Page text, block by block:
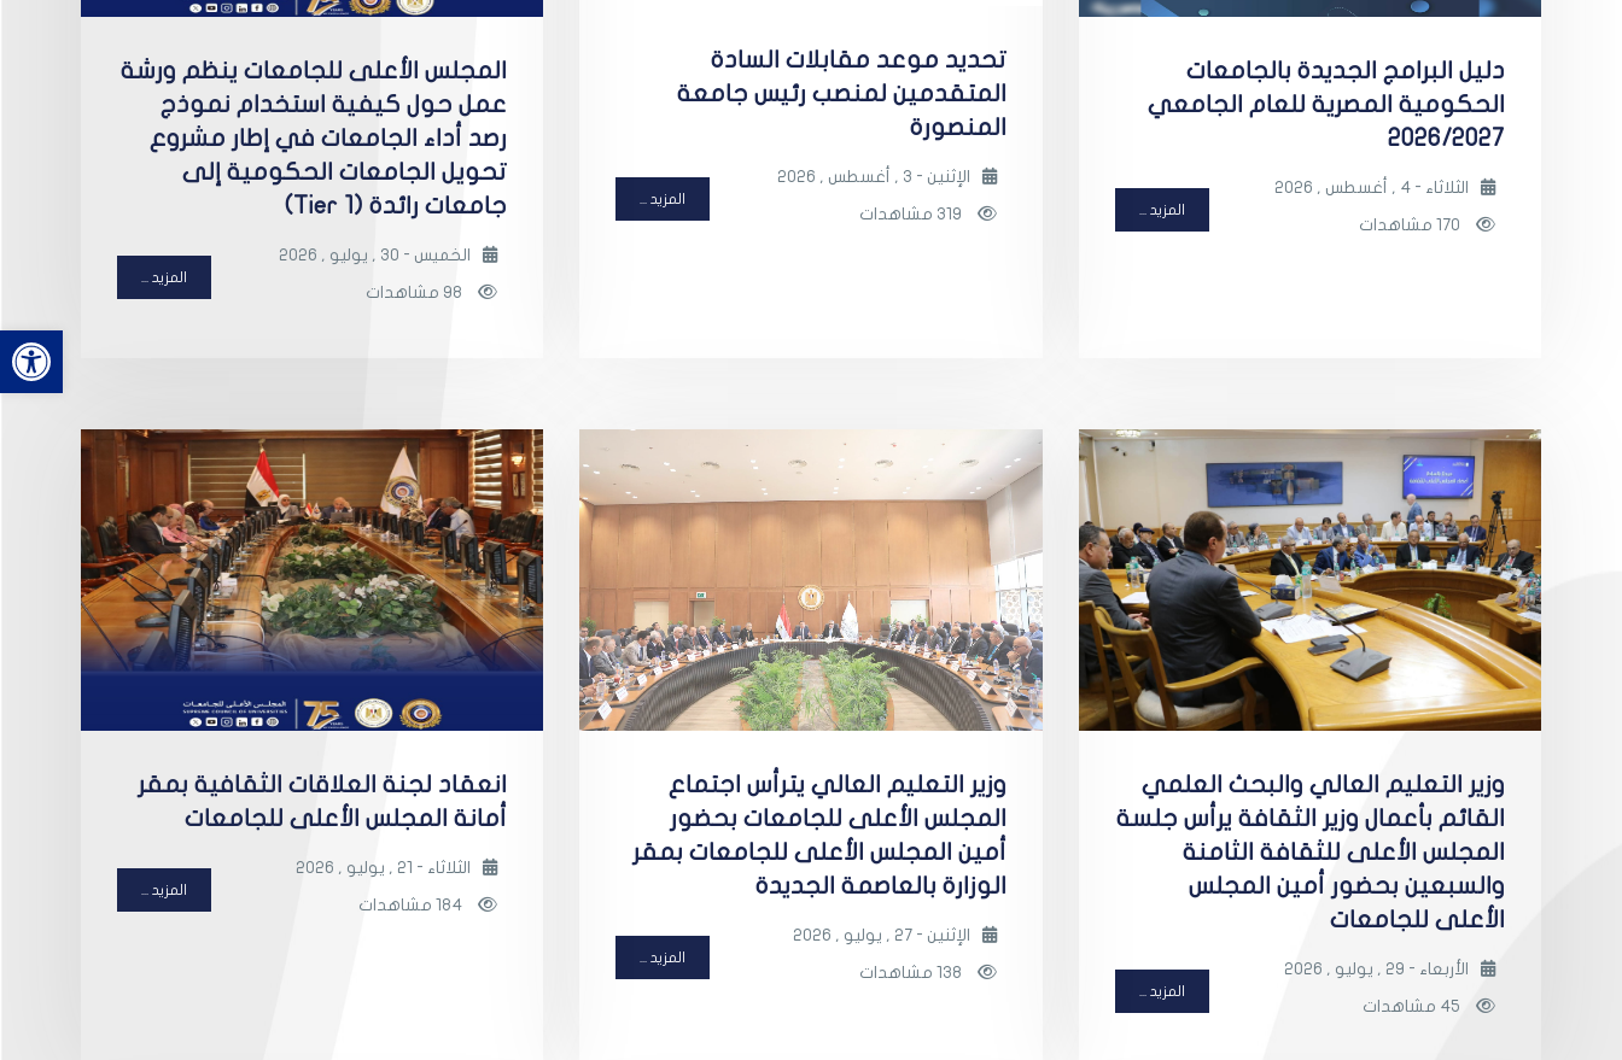
دليل البرامج الجديدة بالجامعات
الحكومية المصرية للعام الجامعي
2026/2027
الثلاثاء - 4 , أغسطس , 2026
المزيد ...
تحديد موعد مقابلات السادة
المتقدمين لمنصب رئيس جامعة
المنصورة
الإثنين - 3 , أغسطس , 2026
المزيد ...
المجلس الأعلى للجامعات ينظم ورشة
عمل حول كيفية استخدام نموذج
رصد أداء الجامعات في إطار مشروع
تحويل الجامعات الحكومية إلى
جامعات رائدة (Tier 1)
الخميس - 30 , يوليو , 2026
المزيد ...
وزير التعليم العالي والبحث العلمي
القائم بأعمال وزير الثقافة يرأس جلسة
المجلس الأعلى للثقافة الثامنة
والسبعين بحضور أمين المجلس
الأعلى للجامعات
الأربعاء - 29 , يوليو , 2026
المزيد ...
وزير التعليم العالي يترأس اجتماع
المجلس الأعلى للجامعات بحضور
أمين المجلس الأعلى للجامعات بمقر
الوزارة بالعاصمة الجديدة
الإثنين - 27 , يوليو , 2026
المزيد ...
انعقاد لجنة العلاقات الثقافية بمقر
أمانة المجلس الأعلى للجامعات
الثلاثاء - 21 , يوليو , 2026
المزيد ...